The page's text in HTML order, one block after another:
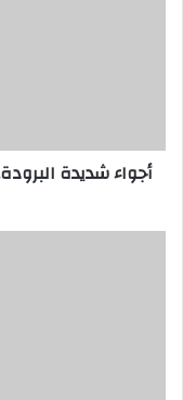
أجواء شديدة